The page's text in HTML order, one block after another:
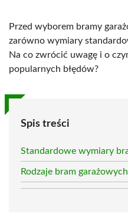
Przed wyborem bramy
zarówno wymiary
Na co zwrócić uwagę i o
popularnych błędów?
Spis treści
Standardowe wymiary
Rodzaje bram garażowych